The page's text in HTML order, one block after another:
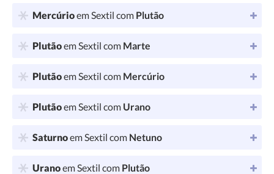
Mercúrioem Sextil com Plutão
Plutãoem Sextil com Marte
Plutãoem Sextil com Mercúrio
Plutãoem Sextil com Urano
Saturnoem Sextil com Netuno
Uranoem Sextil com Plutão